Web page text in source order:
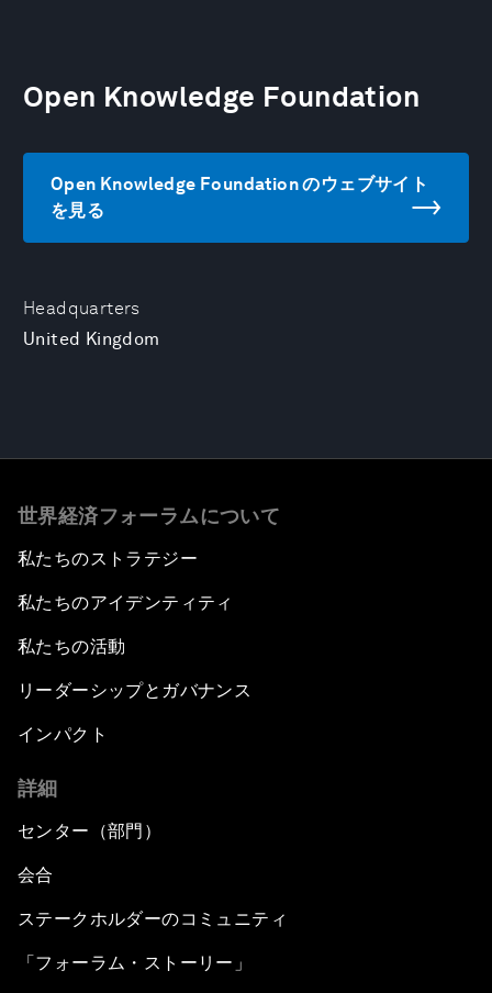
Headquarters
United Kingdom
Open Knowledge Foundation
Open Knowledge Foundation のウェブサイト
を見る
世界経済フォーラムについて
私たちのストラテジー
私たちのアイデンティティ
私たちの活動
リーダーシップとガバナンス
インパクト
詳細
センター（部門）
会合
ステークホルダーのコミュニティ
「フォーラム・ストーリー」